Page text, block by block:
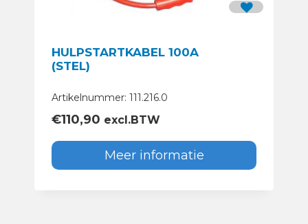
HULPSTARTKABEL 100A
(STEL)
Artikelnummer: 111.216.0
€110,90 excl.BTW
Meer informatie